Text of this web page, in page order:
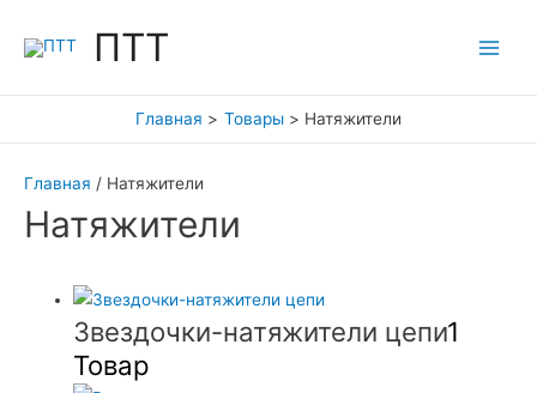
ПТТ
Главная Товары Натяжители
Главная / Натяжители
Натяжители
Звездочки-натяжители цепи1
Товар